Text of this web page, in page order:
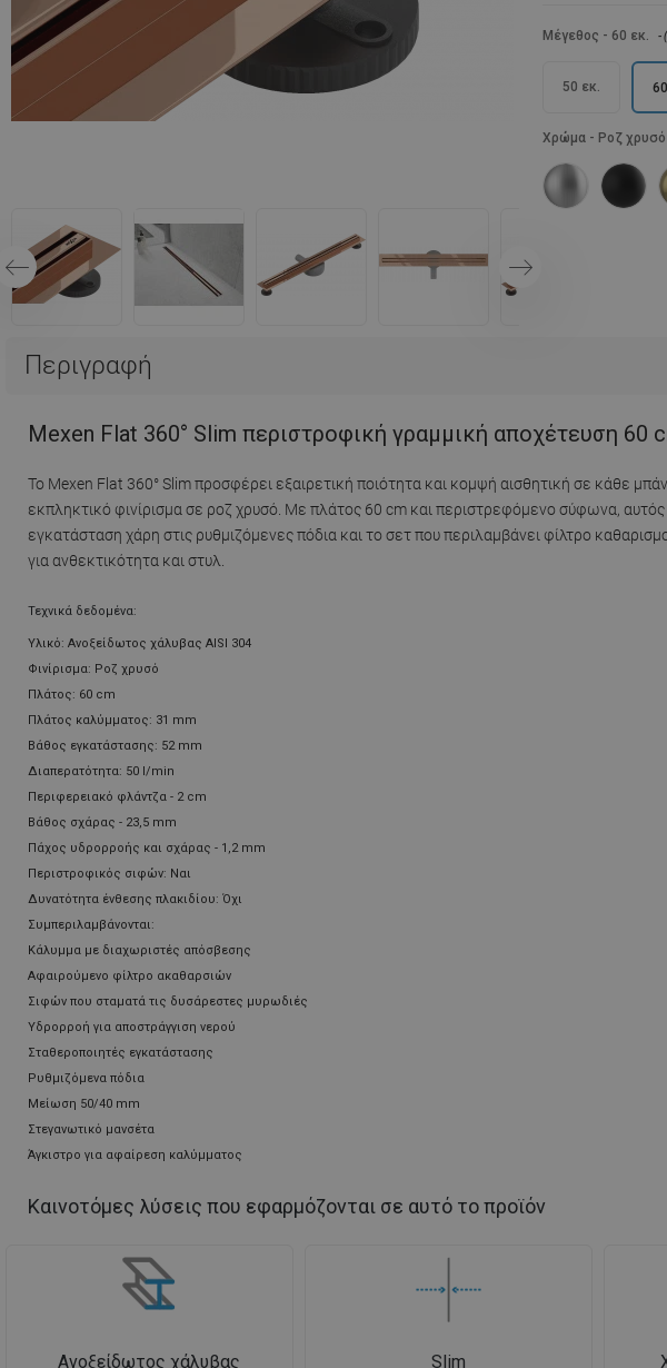
Μέγεθος - 60 εκ. - (
50 εκ.
Χρώμα - Ροζ χρυσό
Περιγραφή
Mexen Flat 360° Slim περιστροφική γραμμική αποχέτευση 60
Το Mexen Flat 360° Slim προσφέρει εξαιρετική ποιότητα και κομψή αισθητική σε κάθε
εκπληκτικό φινίρισμα σε ροζ χρυσό. Με πλάτος 60 cm και περιστρεφόμενο σύφωνα,
εγκατάσταση χάρη στις ρυθμιζόμενες πόδια και το σετ που περιλαμβάνει φίλτρο
για ανθεκτικότητα και στυλ.
Τεχνικά δεδομένα:
Υλικό: Ανοξείδωτος χάλυβας AISI 304
Φινίρισμα: Ροζ χρυσό
Πλάτος: 60 cm
Πλάτος καλύμματος: 31 mm
Βάθος εγκατάστασης: 52 mm
Διαπερατότητα: 50 l/min
Περιφερειακό φλάντζα - 2 cm
Βάθος σχάρας - 23,5 mm
Πάχος υδρορροής και σχάρας - 1,2 mm
Περιστροφικός σιφών: Ναι
Δυνατότητα ένθεσης πλακιδίου: Όχι
Συμπεριλαμβάνονται:
Κάλυμμα με διαχωριστές απόσβεσης
Αφαιρούμενο φίλτρο ακαθαρσιών
Σιφών που σταματά τις δυσάρεστες μυρωδιές
Υδρορροή για αποστράγγιση νερού
Σταθεροποιητές εγκατάστασης
Ρυθμιζόμενα πόδια
Μείωση 50/40 mm
Στεγανωτικό μανσέτα
Άγκιστρο για αφαίρεση καλύμματος
Καινοτόμες λύσεις που εφαρμόζονται σε αυτό το προϊόν
Ανοξείδωτος χάλυβας Slim